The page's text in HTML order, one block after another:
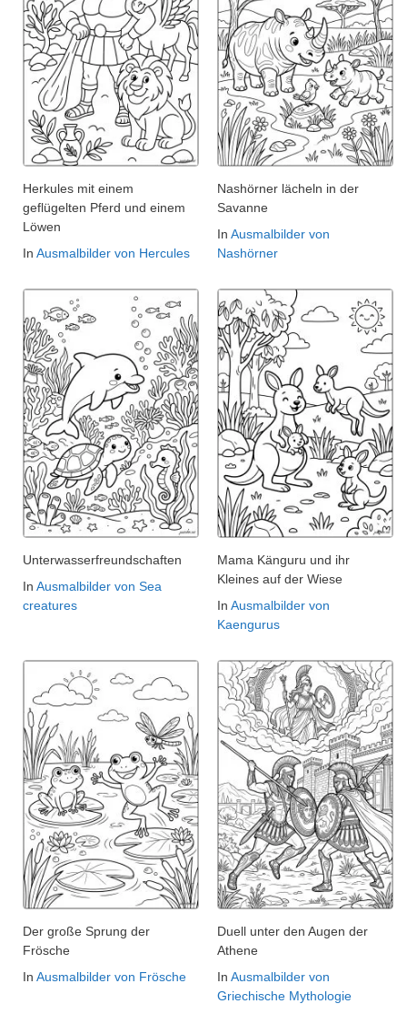
Herkules mit einem
geflügelten Pferd und einem
Löwen
In Ausmalbilder von Hercules
Nashörner lächeln in der
Savanne
In Ausmalbilder von
Nashörner
Unterwasserfreundschaften
In Ausmalbilder von Sea
creatures
Mama Känguru und ihr
Kleines auf der Wiese
In Ausmalbilder von
Kaengurus
Der große Sprung der
Frösche
In Ausmalbilder von Frösche
Duell unter den Augen der
Athene
In Ausmalbilder von
Griechische Mythologie